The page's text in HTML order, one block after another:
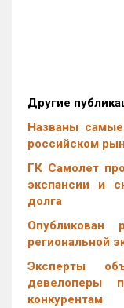
Другие
Названы
российском
ГК Самолет
экспансии и
долга
Опубликован
региональной
Эксперты
девелоперы
конкурентам